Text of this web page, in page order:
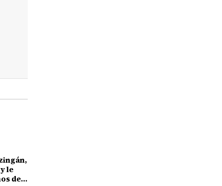
le
de